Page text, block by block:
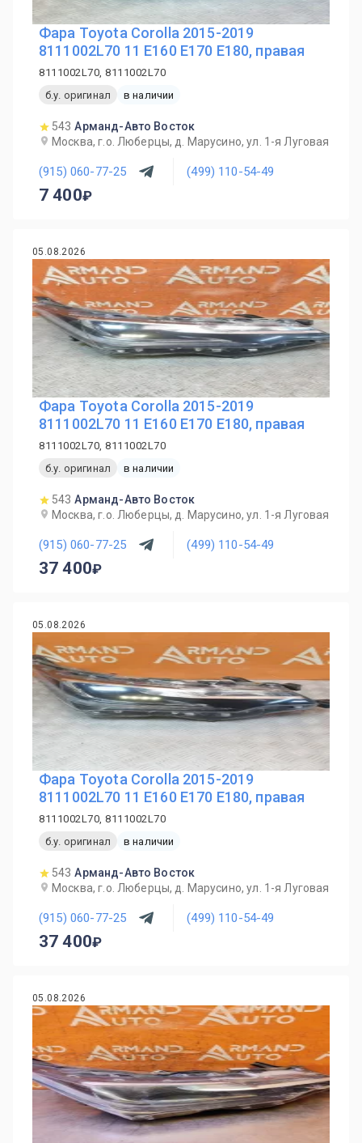
Фара Toyota Corolla 2015-2019
8111002L70 11 E160 E170 E180, правая
8111002L70, 8111002L70
б.у. оригинал
в наличии
543 Арманд-Авто Восток
Москва, г.о. Люберцы, д. Марусино, ул. 1-я Луговая
(915) 060-77-25 (499) 110-54-49
7 400
05.08.2026
Фара Toyota Corolla 2015-2019
8111002L70 11 E160 E170 E180, правая
8111002L70, 8111002L70
б.у. оригинал
в наличии
543 Арманд-Авто Восток
Москва, г.о. Люберцы, д. Марусино, ул. 1-я Луговая
(915) 060-77-25 (499) 110-54-49
37 400
05.08.2026
Фара Toyota Corolla 2015-2019
8111002L70 11 E160 E170 E180, правая
8111002L70, 8111002L70
б.у. оригинал
в наличии
543 Арманд-Авто Восток
Москва, г.о. Люберцы, д. Марусино, ул. 1-я Луговая
(915) 060-77-25 (499) 110-54-49
37 400
05.08.2026